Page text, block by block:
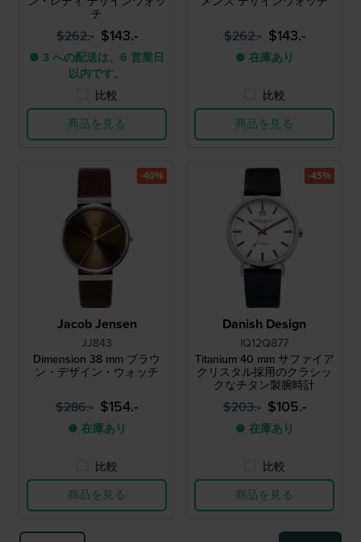
チ
$262.- $143.-
● 3 への配送は、6 営業日
以内です。
比較
商品を見る
$262.- $143.-
● 在庫あり
比較
商品を見る
Jacob Jensen
JJ843
Dimension 38 mm ブラウ
ン・デザイン・ウォッチ
$286.- $154.-
● 在庫あり
比較
商品を見る
-40%
Danish Design
IQ12Q877
Titanium 40 mm サファイア
クリスタル採用のクラシッ
クなチタン製腕時計
$203.- $105.-
● 在庫あり
比較
商品を見る
-45%